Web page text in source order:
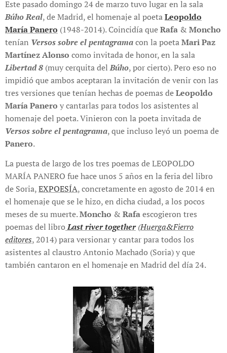
Este pasado domingo 24 de marzo tuvo lugar en la sala
Búho Real, de Madrid, el homenaje al poetaLeopoldo
María Panero (1948-2014). Coincidía queRafa &Moncho
tenían Versos sobre el pentagramacon la poetaMari Paz
Martínez Alonso como invitada de honor, en la sala
Libertad 8 (muy cerquita delBúho, por cierto). Pero eso no
impidió que ambos aceptaran la invitación de venir con las
tres versiones que tenían hechas de poemas deLeopoldo
María Panero y cantarlas para todos los asistentes al
homenaje del poeta. Vinieron con la poeta invitada de
Versos sobre el pentagrama, que incluso leyó un poema de
Panero.
La puesta de largo de los tres poemas de LEOPOLDO
MARÍA PANERO fue hace unos 5 años en la feria del libro
de Soria,EXPOESÍA, concretamente en agosto de 2014 en
el homenaje que se le hizo, en dicha ciudad, a los pocos
meses de su muerte.Moncho &Rafaescogieron tres
poemas del libroLast river together (Huerga&Fierro
editores, 2014) para versionar y cantar para todos los
asistentes al claustro Antonio Machado (Soria) y que
también cantaron en el homenaje en Madrid del día 24.